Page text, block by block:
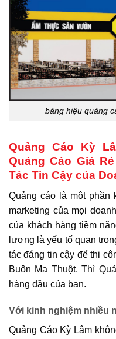
bảng hiệu quảng
Quảng Cáo Kỳ
Quảng Cáo Giá
Tác Tin Cậy của
Quảng cáo là một phần
marketing của mọi
của khách hàng tiềm
lượng là yếu tố quan
tác đáng tin cậy để thi
Buôn Ma Thuột. Thì
hàng đầu của bạn.
Với kinh nghiệm nhiều
Quảng Cáo Kỳ Lâm